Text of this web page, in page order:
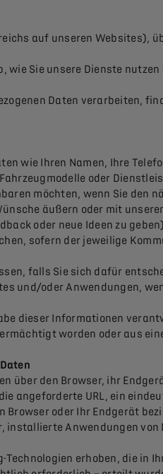
auf unseren Websites),
Sie unsere Dienste
Daten verarbeiten,
wie Ihren Namen, Ihre
oder
möchten, wenn Sie den
äußern oder mit
oder neue Ideen zu
sofern der jeweilige
falls Sie sich dafür
und/oder Anwendungen,
dieser Informationen
worden oder aus
über den Browser, ihr
angeforderte URL, ein
oder Ihr Endgerät
Anwendungen
erhoben, die in